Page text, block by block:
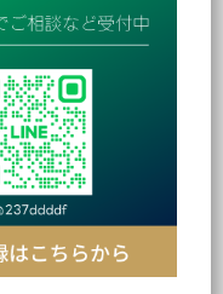
© GOING HOME